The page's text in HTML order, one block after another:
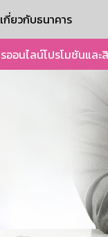
เกี่ยวกับธนาคาร
ออนไลน์โปรโมชันแล